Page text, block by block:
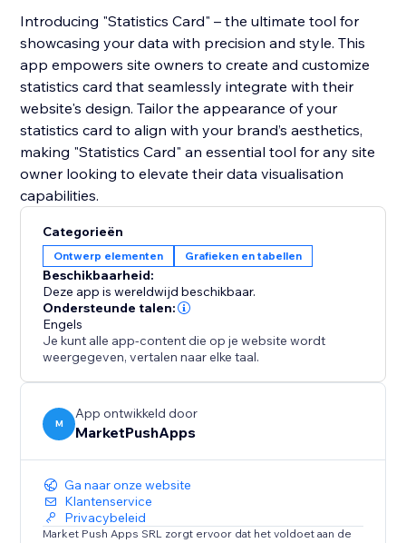
Introducing "Statistics Card" – the ultimate tool for
showcasing your data with precision and style. This
app empowers site owners to create and customize
statistics card that seamlessly integrate with their
website's design. Tailor the appearance of your
statistics card to align with your brand’s aesthetics,
making "Statistics Card" an essential tool for any site
owner looking to elevate their data visualisation
capabilities.
Categorieën
Ontwerp elementen Grafieken en tabellen
Beschikbaarheid:
Deze app is wereldwijd beschikbaar.
Ondersteunde talen:
Engels
Je kunt alle app-content die op je website wordt
weergegeven, vertalen naar elke taal.
M
App ontwikkeld door
MarketPushApps
Ga naar onze website
Klantenservice
Privacybeleid
Market Push Apps SRL zorgt ervoor dat het voldoet aan de